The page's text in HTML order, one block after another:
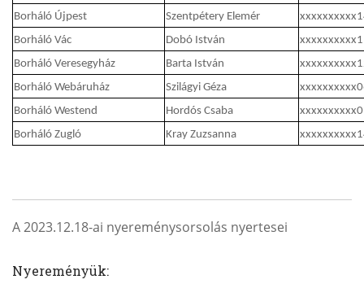
Borháló Újpest
Szentpétery Elemér
Borháló Vác
Dobó István
Borháló Veresegyház
Barta István
Borháló Webáruház
Szilágyi Géza
Borháló Westend
Hordós Csaba
Borháló Zugló
Kray Zuzsanna
A 2023.12.18-ai nyereménysorsolás nyertesei
Nyereményük: